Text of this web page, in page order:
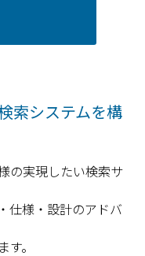
索システムを構
の実現したい検索サ
仕様・設計のアドバ
。